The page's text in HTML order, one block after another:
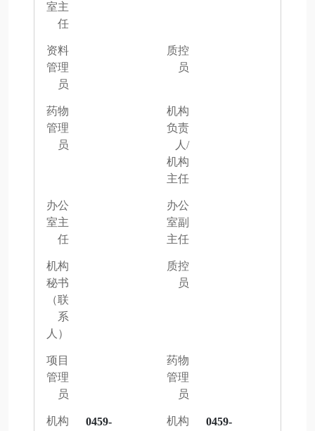
室主
任
资料
管理
员
质控
员
药物
管理
员
机构
负责
人/
机构
主任
办公
室主
任
办公
室副
主任
机构
秘书
（联
系
人）
质控
员
项目
管理
员
药物
管理
员
机构
0459-
机构
0459-